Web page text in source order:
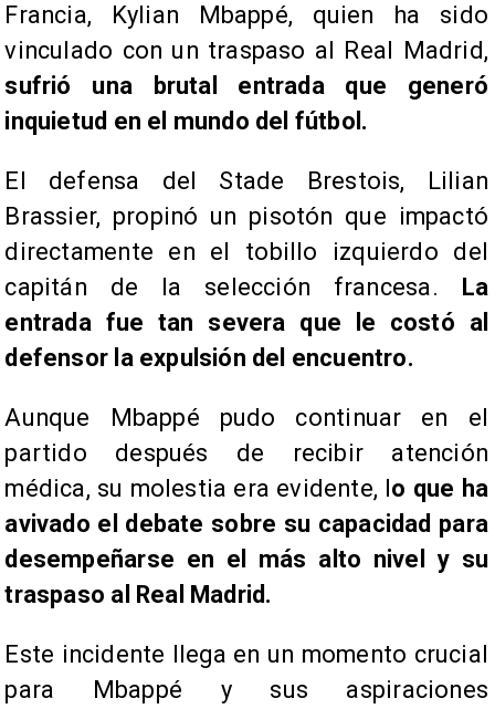
Francia, Kylian Mbappé, quien ha sido
vinculado con un traspaso al Real Madrid,
sufrió una brutal entrada que generó
inquietud en el mundo del fútbol.
El defensa del Stade Brestois, Lilian
Brassier, propinó un pisotón que impactó
directamente en el tobillo izquierdo del
capitán de la selección francesa. La
entrada fue tan severa que le costó al
defensor la expulsión del encuentro.
Aunque Mbappé pudo continuar en el
partido después de recibir atención
médica, su molestia era evidente, lo que ha
avivado el debate sobre su capacidad para
desempeñarse en el más alto nivel y su
traspaso al Real Madrid.
Este incidente llega en un momento crucial
para Mbappé y sus aspiraciones